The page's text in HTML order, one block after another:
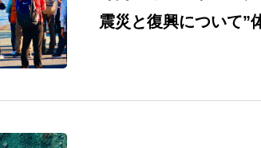
震災と復興について”